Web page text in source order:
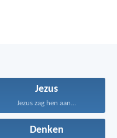
Jezus
Jezus zag hen aan...
Denken